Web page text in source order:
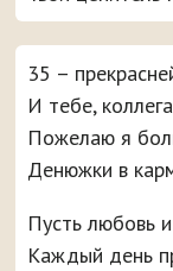
35 –
И тебе,
Пожелаю я
Денюжки в
Пусть любовь
Каждый день